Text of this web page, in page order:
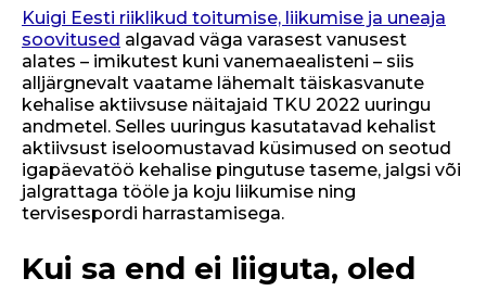
Kuigi Eesti riiklikud toitumise, liikumise ja uneaja
soovitused algavad väga varasest vanusest
alates – imikutest kuni vanemaealisteni – siis
alljärgnevalt vaatame lähemalt täiskasvanute
kehalise aktiivsuse näitajaid TKU 2022 uuringu
andmetel. Selles uuringus kasutatavad kehalist
aktiivsust iseloomustavad küsimused on seotud
igapäevatöö kehalise pingutuse taseme, jalgsi või
jalgrattaga tööle ja koju liikumise ning
tervisespordi harrastamisega.
Kui sa end ei liiguta, oled